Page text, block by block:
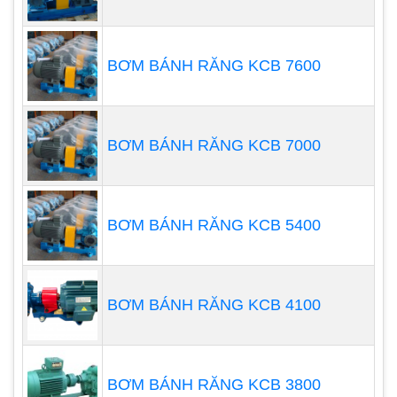
thay đổi do bão hoặc do các biện pháp can thiệp
của con người, vì vậy nước đầu vào phải được xử
lý trước khi phù hợp để sử dụng. Các ứng dụng
điển hình mà máy bơm định lượng được sử dụng
bao gồm:
Khử trùng - được thực hiện bằng cách định lượng
BƠM BÁNH RĂNG KCB 7600
BƠM BÁNH RĂNG KCB 7000
BƠM BÁNH RĂNG KCB 5400
BƠM BÁNH RĂNG KCB 4100
BƠM BÁNH RĂNG KCB 3800